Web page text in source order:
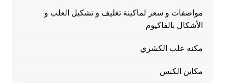
مواصفات و سعر لماكينة تغليف و تشكيل العلب و
الأشكال بالفاكيوم
مكنه علب الكشري
مكاين الكبس